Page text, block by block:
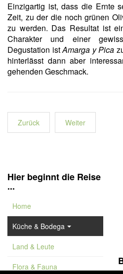
Einzigartig ist, dass die Ernte
Zeit, zu der die noch grünen
zu werden. Das Resultat ist
Charakter und einer
Degustation istAmarga y Pica
hinterlässt dann aber
gehenden Geschmack.
Zurück Weiter
Hier beginnt die Reise
...
Home
Küche & Bodega
Land & Leute
Flora & Fauna